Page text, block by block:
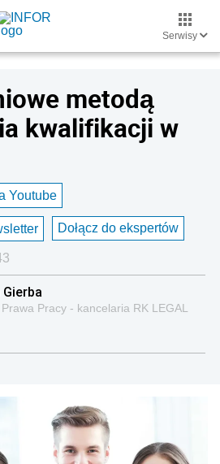
Serwisy
metodą
kwalifikacji w
Youtube
Dołącz do ekspertów
Pracy - kancelaria RK LEGAL